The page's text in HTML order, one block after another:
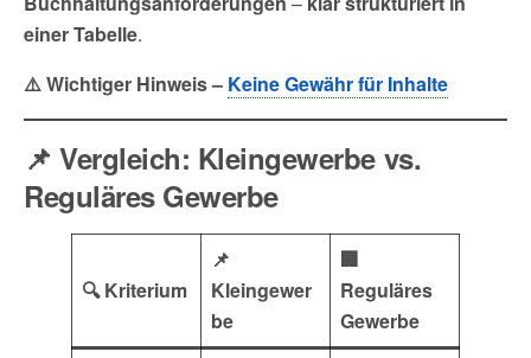
einer Tabelle.
⚠️ Wichtiger Hinweis – Keine Gewähr für Inhalte
📌 Vergleich: Kleingewerbe vs.
Reguläres Gewerbe
🔍 Kriterium
📌
Kleingewer
be
🏢
Reguläres
Gewerbe